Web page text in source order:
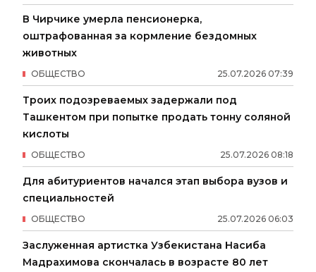
В Чирчике умерла пенсионерка,
оштрафованная за кормление бездомных
животных
25.07.2026 07:39
ОБЩЕСТВО
Троих подозреваемых задержали под
Ташкентом при попытке продать тонну соляной
кислоты
25.07.2026 08:18
ОБЩЕСТВО
Для абитуриентов начался этап выбора вузов и
специальностей
25.07.2026 06:03
ОБЩЕСТВО
Заслуженная артистка Узбекистана Насиба
Мадрахимова скончалась в возрасте 80 лет